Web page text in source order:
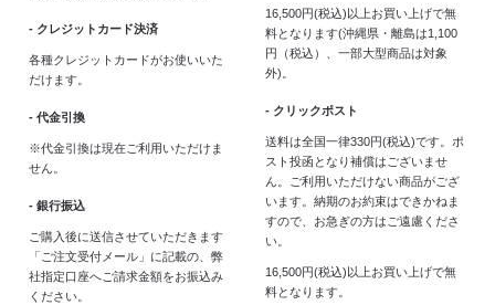
- クレジットカード決済
各種クレジットカードがお使いいた
だけます。
- 代金引換
※代金引換は現在ご利用いただけま
せん。
- 銀行振込
ご購入後に送信させていただきます
「ご注文受付メール」に記載の、弊
社指定口座へご請求金額をお振込み
ください。
16,500円(税込)以上お買い上げで無
料となります(沖縄県・離島は1,100
円（税込）、一部大型商品は対象
外)。
- クリックポスト
送料は全国一律330円(税込)です。ポ
スト投函となり補償はございませ
ん。ご利用いただけない商品がござ
います。納期のお約束はできかねま
すので、お急ぎの方はご遠慮くださ
い。
16,500円(税込)以上お買い上げで無
料となります。